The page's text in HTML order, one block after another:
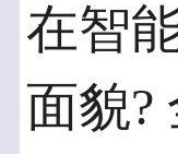
在智
面貌?